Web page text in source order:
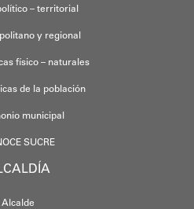
– territorial
y regional
físico – naturales
de la población
municipal
SUCRE
Alcalde